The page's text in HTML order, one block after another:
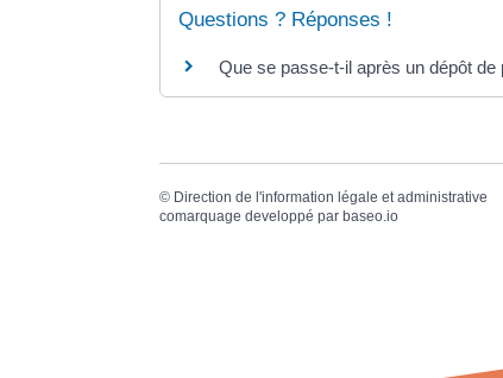
Questions ? Réponses !
Que se passe-t-il après un dépôt de
© Direction de l'information légale et administrative
comarquage developpé par baseo.io